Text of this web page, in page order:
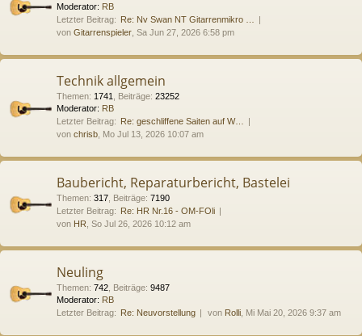
Moderator: RB
Letzter Beitrag: Re: Nv Swan NT Gitarrenmikro …
von Gitarrenspieler , Sa Jun 27, 2026 6:58 pm
Technik allgemein
Themen: 1741 Beiträge: 23252
Moderator: RB
Letzter Beitrag: Re: geschliffene Saiten auf W…
von chrisb , Mo Jul 13, 2026 10:07 am
Baubericht, Reparaturbericht, Bastelei
Themen: 317 Beiträge: 7190
Letzter Beitrag: Re: HR Nr.16 - OM-FOli
von HR , So Jul 26, 2026 10:12 am
Neuling
Themen: 742 Beiträge: 9487
Moderator: RB
Letzter Beitrag: Re: Neuvorstellung von Rolli , Mi Mai 20, 2026 9:37 am